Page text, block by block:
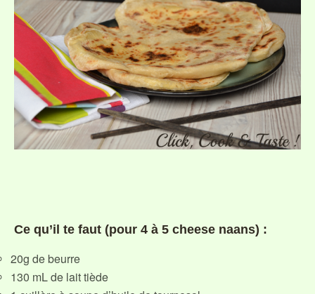
Ce qu’il te faut (pour 4 à 5 cheese naans) :
20g de beurre
130 mL de lait tiède